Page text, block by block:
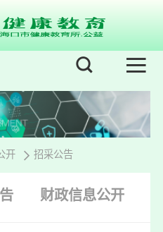
开 招采公告
财政信息公开